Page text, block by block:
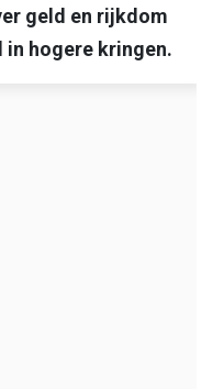
geld en rijkdom
hogere kringen.​